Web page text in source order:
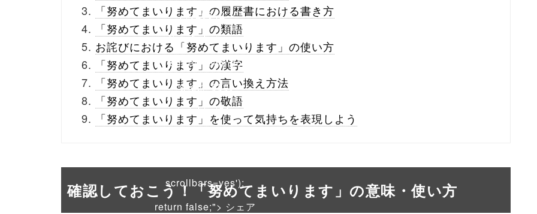
/1020542"
onclick="window.open
(this.href, 'Gwindow',
'width=550,
height=450,
scrollbars=yes');
return false;"> シェア
「努めてまいります」の履歴書における書き方
「努めてまいります」の類語
お詫びにおける「努めてまいります」の使い方
「努めてまいります」の漢字
「努めてまいります」の言い換え方法
「努めてまいります」の敬語
「努めてまいります」を使って気持ちを表現しよう
確認しておこう！「努めてまいります」の意味・使い方